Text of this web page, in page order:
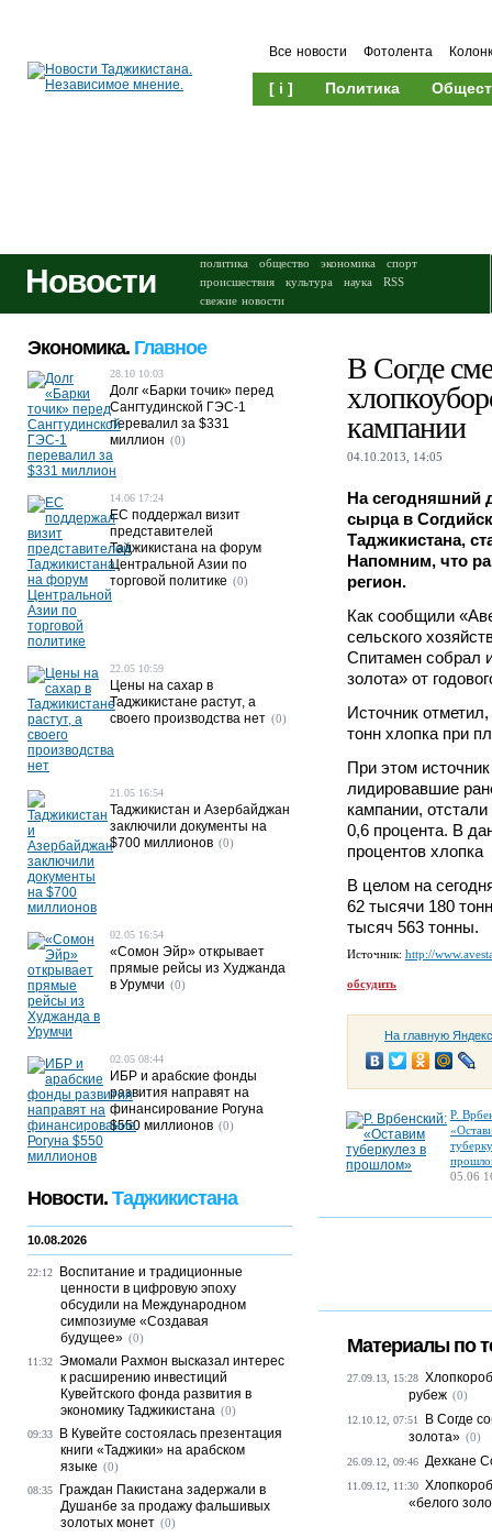
Все новости Фотолента
[ i ] Политика
Новости политика общество экономика
спорт
происшествия
культура наука
RSS
свежие новости
В Согде
кампании
04.10.2013, 14:05
На сегодняшний
сырца в
Таджикистана,
Напомним, что
регион.
Как сообщили
сельского
Спитамен собрал
золота» от
Источник
тонн хлопка при
При этом
лидировавшие
кампании,
0,6 процента. В
процентов хлопка
В целом на
62 тысячи 180
тысяч 563 тонны.
Источник: http://
обсудить
На главную
Р.
05.06
Материалы по
27.09.13, 15:28
рубеж (0)
12.10.12, 07:51
В Согде
золота» (0)
26.09.12, 09:46 Дехкане
11.09.12, 11:30
«белого
Экономика. Главное
28.10 10:03
Долг «Барки точик» перед
Сангтудинской ГЭС-1
перевалил за $331
миллион (0)
14.06 17:24
ЕС поддержал визит
представителей
Таджикистана на форум
Центральной Азии по
торговой политике (0)
22.05 10:59
Цены на сахар в
Таджикистане растут, а
своего производства нет (0)
21.05 16:54
Таджикистан и Азербайджан
заключили документы на
$700 миллионов (0)
02.05 16:54
«Сомон Эйр» открывает
прямые рейсы из Худжанда
в Урумчи (0)
02.05 08:44
ИБР и арабские фонды
развития направят на
финансирование Рогуна
$550 миллионов (0)
Новости. Таджикистана
10.08.2026
22:12
Воспитание и традиционные
ценности в цифровую эпоху
обсудили на Международном
симпозиуме «Создавая
будущее» (0)
11:32 Эмомали Рахмон высказал интерес
к расширению инвестиций
Кувейтского фонда развития в
экономику Таджикистана (0)
09:33
В Кувейте состоялась презентация
книги «Таджики» на арабском
языке (0)
08:35
Граждан Пакистана задержали в
Душанбе за продажу фальшивых
золотых монет (0)